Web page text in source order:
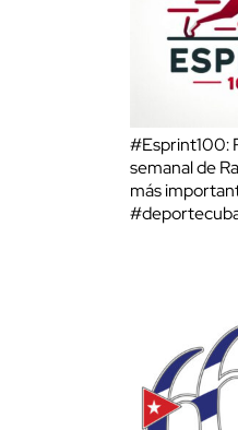
#Esprint100:
semanal de
más